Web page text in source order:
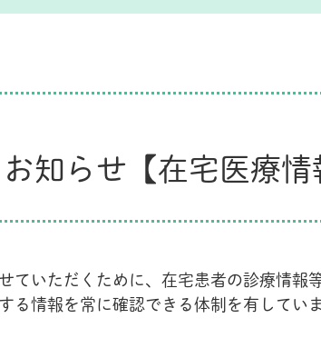
知らせ【在宅医療情
ていただくために、在宅患者の診療情報
る情報を常に確認できる体制を有していま